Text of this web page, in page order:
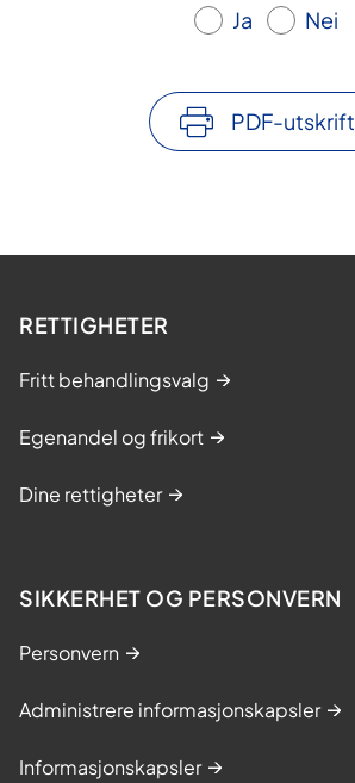
Ja Nei
PDF-utskrift
RETTIGHETER
Fritt behandlingsvalg
Egenandel og frikort
Dine rettigheter
SIKKERHET OG PERSONVERN
Personvern
Administrere informasjonskapsler
Informasjonskapsler